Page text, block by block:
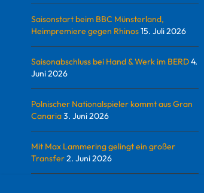
Saisonstart beim BBC Münsterland,
Heimpremiere gegen Rhinos15. Juli 2026
Saisonabschluss bei Hand & Werk im BERD4.
Juni 2026
Polnischer Nationalspieler kommt aus Gran
Canaria3. Juni 2026
Mit Max Lammering gelingt ein großer
Transfer2. Juni 2026